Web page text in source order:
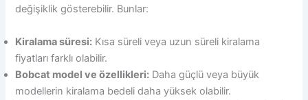
değişiklik gösterebilir. Bunlar:
Kiralama süresi: Kısa süreli veya uzun süreli kiralama
fiyatları farklı olabilir.
Bobcat model ve özellikleri: Daha güçlü veya büyük
modellerin kiralama bedeli daha yüksek olabilir.